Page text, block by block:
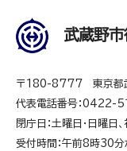
武蔵野
〒180-8777 東京都
代表電話番号：0422-
閉庁日：土曜日・日曜日
受付時間：午前8時30